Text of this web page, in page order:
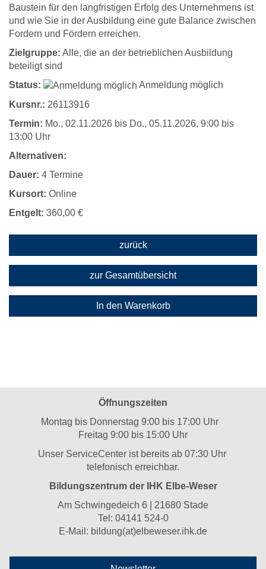
Baustein für den langfristigen Erfolg des Unternehmens ist
und wie Sie in der Ausbildung eine gute Balance zwischen
Fordern und Fördern erreichen.
Zielgruppe: Alle, die an der betrieblichen Ausbildung
beteiligt sind
Status:
Anmeldung möglich
Kursnr.: 26113916
Termin: Mo., 02.11.2026 bis Do., 05.11.2026, 9:00 bis
13:00 Uhr
Alternativen:
Dauer: 4 Termine
Kursort: Online
Entgelt: 360,00 €
zurück
zur Gesamtübersicht
In den Warenkorb
Öffnungszeiten
Montag bis Donnerstag 9:00 bis 17:00 Uhr
Freitag 9:00 bis 15:00 Uhr
Unser ServiceCenter ist bereits ab 07:30 Uhr
telefonisch erreichbar.
Bildungszentrum der IHK Elbe-Weser
Am Schwingedeich 6 | 21680 Stade
Tel: 04141 524-0
E-Mail: bildung(at)elbeweser.ihk.de